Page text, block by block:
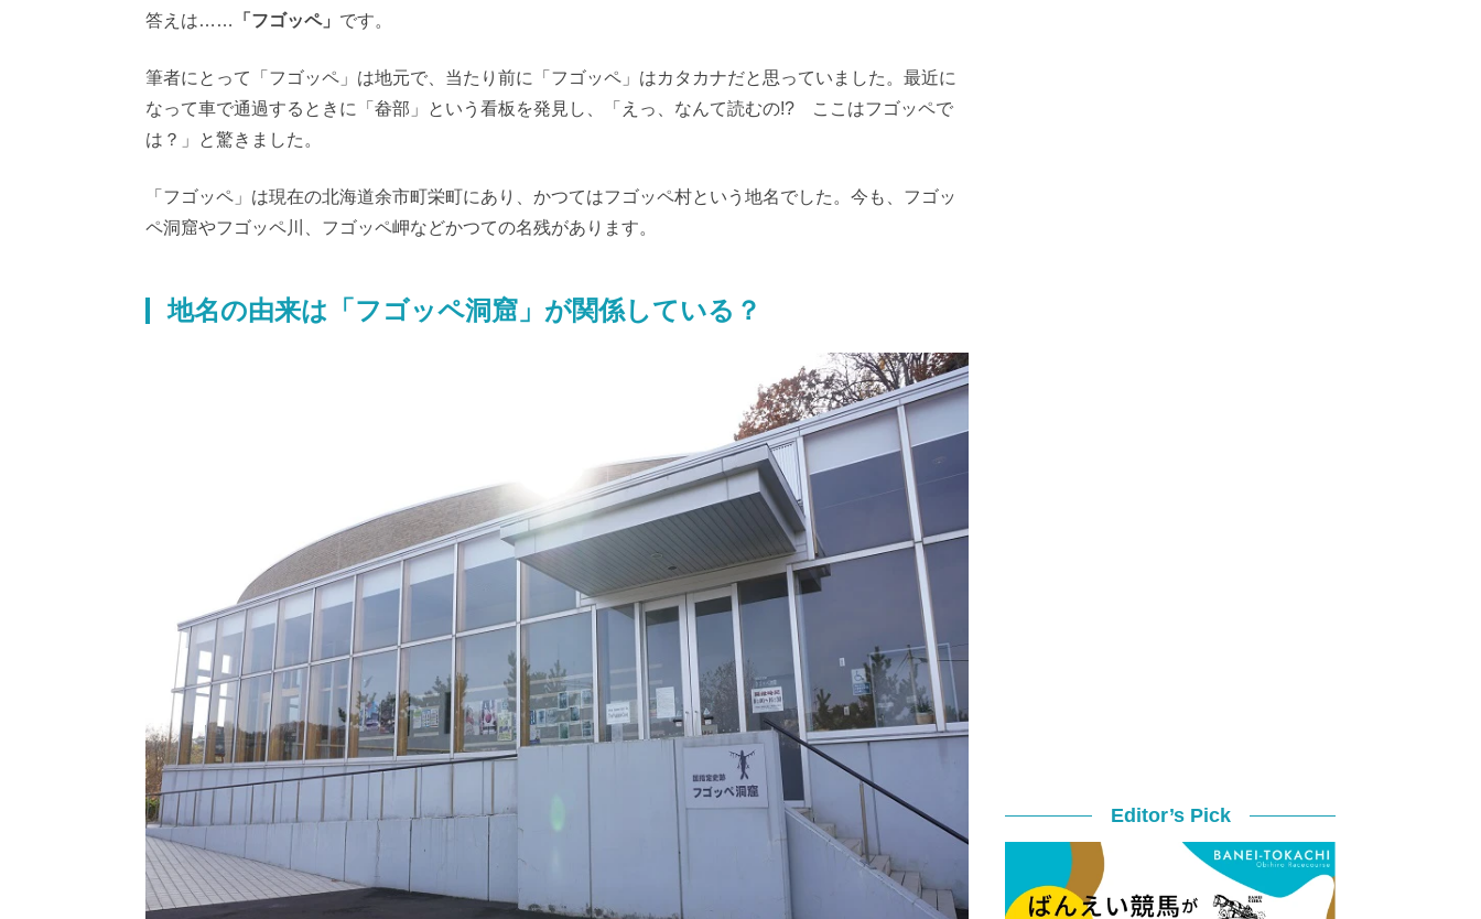
答えは…… 「フゴッペ」 です。
筆者にとって「フゴッペ」は地元で、当たり前に「フゴッペ」はカタカナだと思っていました。最近に
なって車で通過するときに「畚部」という看板を発見し、「えっ、なんて読むの!? ここはフゴッペで
は？」と驚きました。
「フゴッペ」は現在の北海道余市町栄町にあり、かつてはフゴッペ村という地名でした。今も、フゴッ
ペ洞窟やフゴッペ川、フゴッペ岬などかつての名残があります。
地名の由来は「フゴッペ洞窟」が関係している？
Editor’s Pick